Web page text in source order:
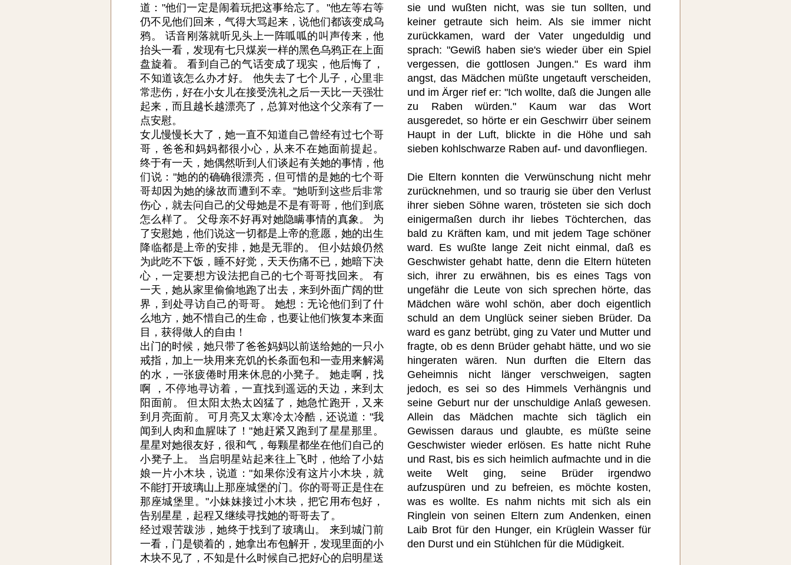
道："他们一定是闹着玩把这事给忘了。"他左等右等
仍不见他们回来，气得大骂起来，说他们都该变成乌
鸦。 话音刚落就听见头上一阵呱呱的叫声传来，他
抬头一看，发现有七只煤炭一样的黑色乌鸦正在上面
盘旋着。 看到自己的气话变成了现实，他后悔了，
不知道该怎么办才好。 他失去了七个儿子，心里非
常悲伤，好在小女儿在接受洗礼之后一天比一天强壮
起来，而且越长越漂亮了，总算对他这个父亲有了一
点安慰。
女儿慢慢长大了，她一直不知道自己曾经有过七个哥
哥，爸爸和妈妈都很小心，从来不在她面前提起。
终于有一天，她偶然听到人们谈起有关她的事情，他
们说："她的的确确很漂亮，但可惜的是她的七个哥
哥却因为她的缘故而遭到不幸。"她听到这些后非常
伤心，就去问自己的父母她是不是有哥哥，他们到底
怎么样了。 父母亲不好再对她隐瞒事情的真象。 为
了安慰她，他们说这一切都是上帝的意愿，她的出生
降临都是上帝的安排，她是无罪的。 但小姑娘仍然
为此吃不下饭，睡不好觉，天天伤痛不已，她暗下决
心，一定要想方设法把自己的七个哥哥找回来。 有
一天，她从家里偷偷地跑了出去，来到外面广阔的世
界，到处寻访自己的哥哥。 她想：无论他们到了什
么地方，她不惜自己的生命，也要让他们恢复本来面
目，获得做人的自由！
出门的时候，她只带了爸爸妈妈以前送给她的一只小
戒指，加上一块用来充饥的长条面包和一壶用来解渴
的水，一张疲倦时用来休息的小凳子。 她走啊，找
啊 ，不停地寻访着，一直找到遥远的天边，来到太
阳面前。 但太阳太热太凶猛了，她急忙跑开，又来
到月亮面前。 可月亮又太寒冷太冷酷，还说道："我
闻到人肉和血腥味了！"她赶紧又跑到了星星那里。
星星对她很友好，很和气，每颗星都坐在他们自己的
小凳子上。 当启明星站起来往上飞时，他给了小姑
娘一片小木块，说道："如果你没有这片小木块，就
不能打开玻璃山上那座城堡的门。你的哥哥正是住在
那座城堡里。"小妹妹接过小木块，把它用布包好，
告别星星，起程又继续寻找她的哥哥去了。
经过艰苦跋涉，她终于找到了玻璃山。 来到城门前
一看，门是锁着的，她拿出布包解开，发现里面的小
木块不见了，不知是什么时候自己把好心的启明星送
sie und wußten nicht, was sie tun sollten, und
keiner getraute sich heim. Als sie immer nicht
zurückkamen, ward der Vater ungeduldig und
sprach: "Gewiß haben sie's wieder über ein Spiel
vergessen, die gottlosen Jungen." Es ward ihm
angst, das Mädchen müßte ungetauft verscheiden,
und im Ärger rief er: "Ich wollte, daß die Jungen alle
zu Raben würden." Kaum war das Wort
ausgeredet, so hörte er ein Geschwirr über seinem
Haupt in der Luft, blickte in die Höhe und sah
sieben kohlschwarze Raben auf- und davonfliegen.
Die Eltern konnten die Verwünschung nicht mehr
zurücknehmen, und so traurig sie über den Verlust
ihrer sieben Söhne waren, trösteten sie sich doch
einigermaßen durch ihr liebes Töchterchen, das
bald zu Kräften kam, und mit jedem Tage schöner
ward. Es wußte lange Zeit nicht einmal, daß es
Geschwister gehabt hatte, denn die Eltern hüteten
sich, ihrer zu erwähnen, bis es eines Tags von
ungefähr die Leute von sich sprechen hörte, das
Mädchen wäre wohl schön, aber doch eigentlich
schuld an dem Unglück seiner sieben Brüder. Da
ward es ganz betrübt, ging zu Vater und Mutter und
fragte, ob es denn Brüder gehabt hätte, und wo sie
hingeraten wären. Nun durften die Eltern das
Geheimnis nicht länger verschweigen, sagten
jedoch, es sei so des Himmels Verhängnis und
seine Geburt nur der unschuldige Anlaß gewesen.
Allein das Mädchen machte sich täglich ein
Gewissen daraus und glaubte, es müßte seine
Geschwister wieder erlösen. Es hatte nicht Ruhe
und Rast, bis es sich heimlich aufmachte und in die
weite Welt ging, seine Brüder irgendwo
aufzuspüren und zu befreien, es möchte kosten,
was es wollte. Es nahm nichts mit sich als ein
Ringlein von seinen Eltern zum Andenken, einen
Laib Brot für den Hunger, ein Krüglein Wasser für
den Durst und ein Stühlchen für die Müdigkeit.